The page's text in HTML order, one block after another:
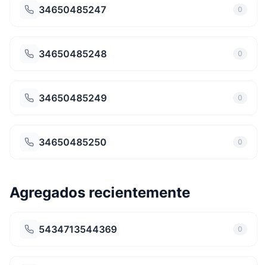
34650485247 0
34650485248 0
34650485249 0
34650485250 0
Agregados recientemente
5434713544369 0